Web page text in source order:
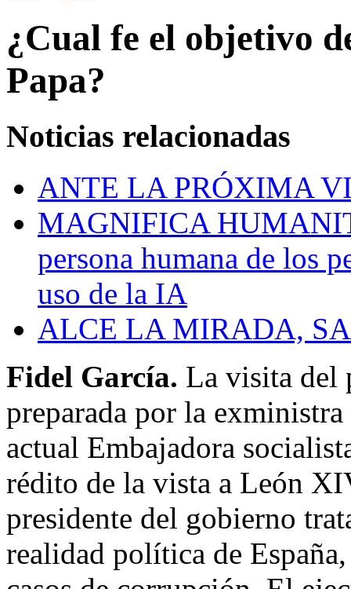
¿Cual fe el objetivo
Papa?
Noticias relacionadas
ANTE LA PRÓXIMA
MAGNIFICA
persona humana de los
uso de la IA
ALCE LA MIRADA,
Fidel García. La visita del
preparada por la
actual Embajadora
rédito de la vista a León
presidente del gobierno
realidad política de